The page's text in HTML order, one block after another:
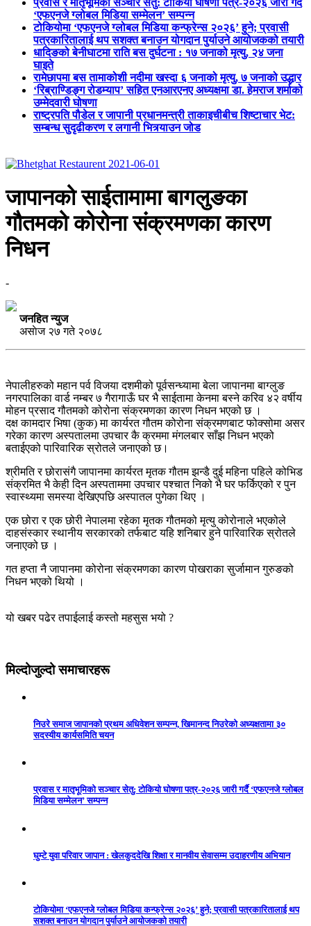
‘एफएनजे ग्लोबल मिडिया सम्मेलन’ सम्पन्न
टोकियोमा ‘एफएनजे ग्लोबल मिडिया कन्फ्रेन्स २०२६’ हुने; प्रवासी
पत्रकारितालाई थप सशक्त बनाउन योगदान पुर्याउने आयोजकको तयारी
धादिङको बेनीघाटमा राति बस दुर्घटना : १७ जनाको मृत्यु, २४ जना
घाइते
रामेछापमा बस तामाकोशी नदीमा खस्दा ६ जनाको मृत्यु, ७ जनाको उद्धार
‘रिब्राण्डिङ्ग रोडम्याप’ सहित एनआरएनए अध्यक्षमा डा. हेमराज शर्माको
उम्मेदवारी घोषणा
राष्ट्रपति पौडेल र जापानी प्रधानमन्त्री ताकाइचीबीच शिष्टाचार भेट:
सम्बन्ध सुदृढीकरण र लगानी भित्र्याउन जोड
जापानको साईतामामा बागलुङका
गौतमको कोरोना संक्रमणका कारण
निधन
-
जनहित न्युज
असाेज २७ गते २०७८
नेपालीहरुको महान पर्व विजया दशमीको पूर्वसन्ध्यामा बेला जापानमा बाग्लुङ
नगरपालिका वार्ड नम्बर ७ गैरागाऊँ घर भै साईतामा केनमा बस्ने करिव ४२ वर्षीय
मोहन प्रसाद गौतमको कोरोना संक्रमणका कारण निधन भएको छ ।
दक्ष कामदार भिषा (कुक) मा कार्यरत गौतम कोरोना संक्रमणबाट फोक्सोमा असर
गरेका कारण अस्पतालमा उपचार कै क्रममा मंगलबार साँझ निधन भएको
बताईएको पारिवारिक स्रोतले जनाएको छ।
श्रीमति र छोरासंगै जापानमा कार्यरत मृतक गौतम झन्डै दुई महिना पहिले कोभिड
संक्रमित भै केही दिन अस्पताममा उपचार पश्चात निको भै घर फर्किएको र पुन
स्वास्थ्यमा समस्या देखिएपछि अस्पातल पुगेका थिए ।
एक छोरा र एक छोरी नेपालमा रहेका मृतक गौतमको मृत्‍यु कोरोनाले भएकोले
दाहसंस्कार स्थानीय सरकारको तर्फबाट यहि शनिबार हुने पारिवारिक स्रोतले
जनाएको छ ।
गत हप्ता नै जापानमा कोरोना संक्रमणका कारण पोखराका सुर्जामान गुरुङको
निधन भएको थियो ।
यो खबर पढेर तपाईलाई कस्तो महसुस भयो ?
मिल्दोजुल्दो समाचारहरू
निउरे समाज जापानको प्रथम अधिवेशन सम्पन्न, खिमानन्द निउरेको अध्यक्षतामा ३०
सदस्यीय कार्यसमिति चयन
प्रवास र मातृभूमिको सञ्चार सेतु: टोकियो घोषणा पत्र-२०२६ जारी गर्दै ‘एफएनजे ग्लोबल
मिडिया सम्मेलन’ सम्पन्न
घुम्टे युवा परिवार जापान : खेलकुददेखि शिक्षा र मानवीय सेवासम्म उदाहरणीय अभियान
टोकियोमा ‘एफएनजे ग्लोबल मिडिया कन्फ्रेन्स २०२६’ हुने; प्रवासी पत्रकारितालाई थप
सशक्त बनाउन योगदान पुर्याउने आयोजकको तयारी